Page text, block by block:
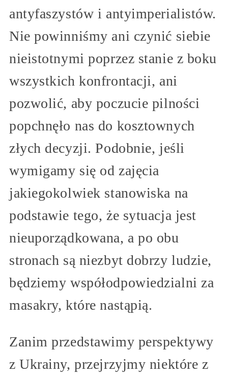
antyfaszystów i antyimperialistów.
Nie powinniśmy ani czynić siebie
nieistotnymi poprzez stanie z boku
wszystkich konfrontacji, ani
pozwolić, aby poczucie pilności
popchnęło nas do kosztownych
złych decyzji. Podobnie, jeśli
wymigamy się od zajęcia
jakiegokolwiek stanowiska na
podstawie tego, że sytuacja jest
nieuporządkowana, a po obu
stronach są niezbyt dobrzy ludzie,
będziemy współodpowiedzialni za
masakry, które nastąpią.
Zanim przedstawimy perspektywy
z Ukrainy, przejrzyjmy niektóre z